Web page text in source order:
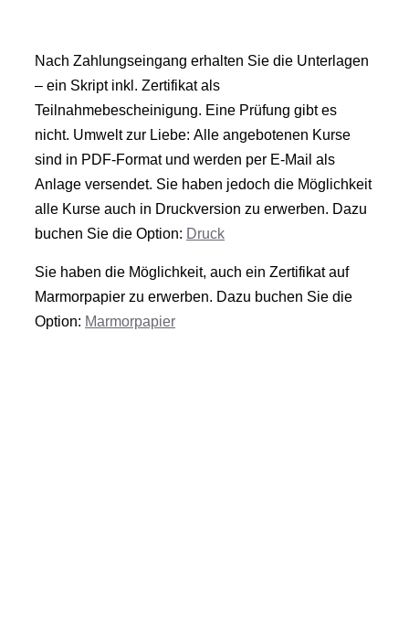
Nach Zahlungseingang erhalten Sie die Unterlagen
– ein Skript inkl. Zertifikat als
Teilnahmebescheinigung. Eine Prüfung gibt es
nicht. Umwelt zur Liebe: Alle angebotenen Kurse
sind in PDF-Format und werden per E-Mail als
Anlage versendet. Sie haben jedoch die Möglichkeit
alle Kurse auch in Druckversion zu erwerben. Dazu
buchen Sie die Option: Druck
Sie haben die Möglichkeit, auch ein Zertifikat auf
Marmorpapier zu erwerben. Dazu buchen Sie die
Option: Marmorpapier